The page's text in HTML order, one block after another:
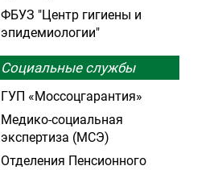
ФБУЗ "Центр гигиены и
эпидемиологии"
Социальные службы
ГУП «Моссоцгарантия»
Медико-социальная
экспертиза (МСЭ)
Отделения Пенсионного